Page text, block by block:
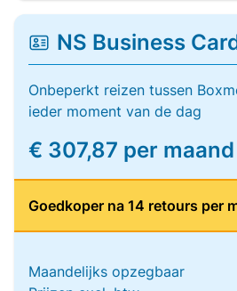
NS Business
Onbeperkt reizen tussen
ieder moment van de dag
€ 307,87 per maand
Goedkoper na 14 retours per
Maandelijks opzegbaar